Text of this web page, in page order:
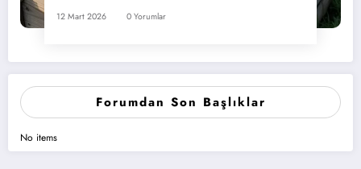
12 Mart 2026 0 Yorumlar
Forumdan Son Başlıklar
No items